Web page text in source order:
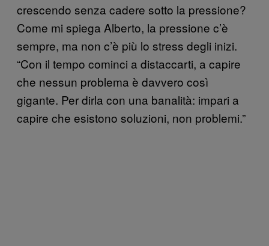
crescendo senza cadere sotto la pressione?
Come mi spiega Alberto, la pressione c’è
sempre, ma non c’è più lo stress degli inizi.
“Con il tempo cominci a distaccarti, a capire
che nessun problema è davvero così
gigante. Per dirla con una banalità: impari a
capire che esistono soluzioni, non problemi.”